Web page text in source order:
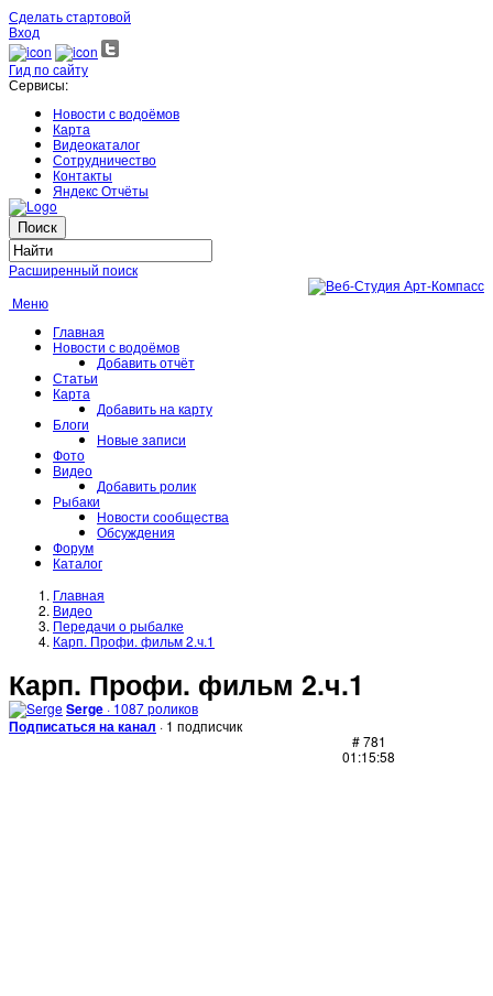
Сделать стартовой
Вход
Гид по сайту
Сервисы:
Новости с водоёмов
Карта
Видеокаталог
Сотрудничество
Контакты
Яндекс Отчёты
Расширенный поиск
Меню
Главная
Новости с водоёмов
Добавить отчёт
Статьи
Карта
Добавить на карту
Блоги
Новые записи
Фото
Видео
Добавить ролик
Рыбаки
Новости сообщества
Обсуждения
Форум
Каталог
Главная
Видео
Передачи о рыбалке
Карп. Профи. фильм 2.ч.1
Карп. Профи. фильм 2.ч.1
Serge · 1087 роликов
Подписаться на канал · 1 подписчик
# 781
01:15:58